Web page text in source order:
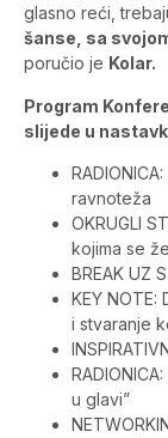
glasno reći,
šanse, sa
poručio je Kolar.
Program
slijede u
ravnoteža
OKRUGLI
kojima se
BREAK UZ
KEY
i stvaranje
u glavi”